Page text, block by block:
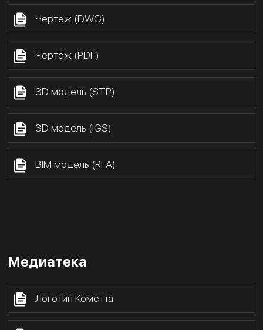
Чертёж (DWG)
Чертёж (PDF)
3D модель (STP)
3D модель (IGS)
BIM модель (RFA)
Медиатека
Логотип Кометта